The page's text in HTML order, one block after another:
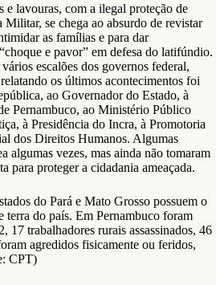
e lavouras, com a ilegal proteção de
se chega ao absurdo de revistar
as famílias e para dar
e pavor” em defesa do latifúndio.
escalões dos governos federal,
os últimos acontecimentos foi
ao Governador do Estado, à
Pernambuco, ao Ministério Público
à Presidência do Incra, à Promotoria
dos Direitos Humanos. Algumas
algumas vezes, mas ainda não tomaram
para proteger a cidadania ameaçada.
do Pará e Mato Grosso possuem o
terra do país. Em Pernambuco foram
17 trabalhadores rurais assassinados, 46
agredidos fisicamente ou feridos,
CPT)